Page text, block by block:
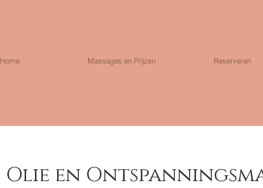
Home Massages en Prijzen Reserveren
Olie en